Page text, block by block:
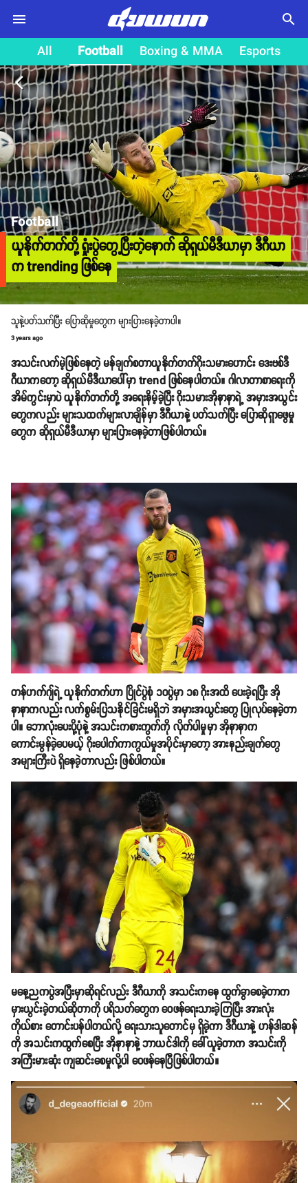
search
All Football Boxing & MMA Esports
arrow_back_ios
Football
ယူနိုက်တက်တို့ ရှုံးပွဲတွေ့ပြီးတဲ့နောက် ဆိုရှယ်မီဒီယာမှာ ဒီဂီယာ
က trending ဖြစ်နေ
သူနဲ့ပတ်သက်ပြီး ပြောဆိုမှုတွေက များပြားနေခဲ့တာပါ။
3 years ago
အသင်းလက်မဲ့ဖြစ်နေတဲ့ မန်ချက်စတာယူနိုက်တက်ဂိုးသမားဟောင်း ဒေးဗစ်ဒီ
ဂီယာကတော့ ဆိုရှယ်မီဒီယာပေါ်မှာ trend ဖြစ်နေပါတယ်။ ဂါလာတာစာရေးကို
အိမ်ကွင်းမှာပဲ ယူနိုက်တက်တို့ အရေးနိမ့်ခဲ့ပြီး ဂိုးသမားအိုနာနာရဲ့ အမှားအယွင်း
တွေကလည်း များသထက်များလာချိန်မှာ ဒီဂီယာနဲ့ ပတ်သက်ပြီး ပြောဆိုရှာဖွေမှု
တွေက ဆိုရှယ်မီဒီယာမှာ များပြားနေခဲ့တာဖြစ်ပါတယ်။
တန်ဟက်ဂျ်ရဲ့ ယူနိုက်တက်ဟာ ပြိုင်ပွဲစုံ ၁၀ပွဲမှာ ၁၈ ဂိုးအထိ ပေးခဲ့ရပြီး အို
နာနာကလည်း လက်စွမ်းပြသနိုင်ခြင်းမရှိဘဲ အမှားအယွင်းတွေ ပြုလုပ်နေခဲ့တာ
ပါ။ ဘောလုံးပေးပို့ပုံနဲ့ အသင်းကစားကွက်ကို လိုက်ပါမှုမှာ အိုနာနာက
ကောင်းမွန်ခဲ့ပေမယ့် ဂိုးပေါက်ကာကွယ်မှုအပိုင်းမှာတော့ အားနည်းချက်တွေ
အများကြီးပဲ ရှိနေခဲ့တာလည်း ဖြစ်ပါတယ်။
မနေ့ညကပွဲအပြီးမှာဆိုရင်လည်း ဒီဂီယာကို အသင်းကနေ ထွက်ခွာစေခဲ့တာက
မှားယွင်းခဲ့တယ်ဆိုတာကို ပရိသတ်တွေက ဝေဖန်ရေးသားခဲ့ကြပြီး အားလုံး
ကိုယ်စား တောင်းပန်ပါတယ်လို့ ရေးသားသူတောင်မှ ရှိခဲ့ကာ ဒီဂီယာနဲ့ ဟန်ဒါဆန်
ကို အသင်းကထွက်စေပြီး အိုနာနာနဲ့ ဘာယင်ဒါကို ခေါ်ယူခဲ့တာက အသင်းကို
အကြီးမားဆုံး ကျဆင်းစေမှုလို့ပါ ဝေဖန်နေပြီဖြစ်ပါတယ်။